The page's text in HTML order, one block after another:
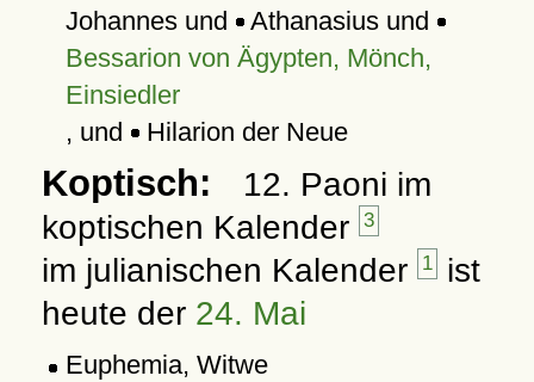
Johannes und Athanasius und
Bessarion von Ägypten, Mönch,
Einsiedler
, und Hilarion der Neue
Koptisch:
12. Paoni im
koptischen Kalender
3
im julianischen Kalender 1 ist
heute der 24. Mai
Euphemia, Witwe